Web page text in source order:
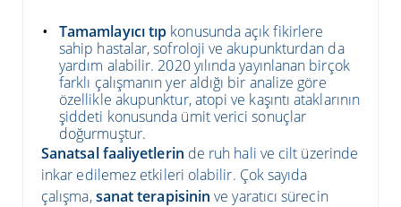
Tamamlayıcı tıp konusunda açık fikirlere
sahip hastalar, sofroloji ve akupunkturdan da
yardım alabilir. 2020 yılında yayınlanan birçok
farklı çalışmanın yer aldığı bir analize göre
özellikle akupunktur, atopi ve kaşıntı ataklarının
şiddeti konusunda ümit verici sonuçlar
doğurmuştur.
Sanatsal faaliyetlerin de ruh hali ve cilt üzerinde
inkar edilemez etkileri olabilir. Çok sayıda
çalışma,sanat terapisinin ve yaratıcı sürecin